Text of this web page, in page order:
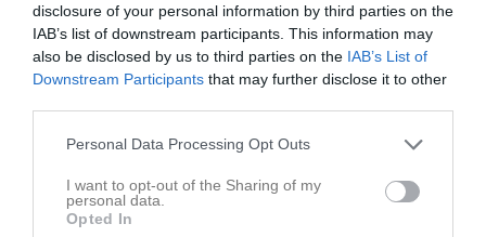
disclosure of your personal information by third parties on the
IAB’s list of downstream participants. This information may
also be disclosed by us to third parties on the IAB’s List of
Downstream Participants that may further disclose it to other
Personal Data Processing Opt Outs
I want to opt-out of the Sharing of my
personal data.
Opted In
Johannes Nilsson gjorde en fantastisk match och sprang för totalt
87 yards trots att Stockholm gjorde allt de kunde för att stoppa
honom.
Även om siffrorna var sämre för Uppsalas del än förra veckans (0-
20), så visade Uppsala upp ett bredare register i den här
matchen.
Örebro Black Knights kommer till Uppsala och det ska avgöras
vilket lag som kommer trea i serien.